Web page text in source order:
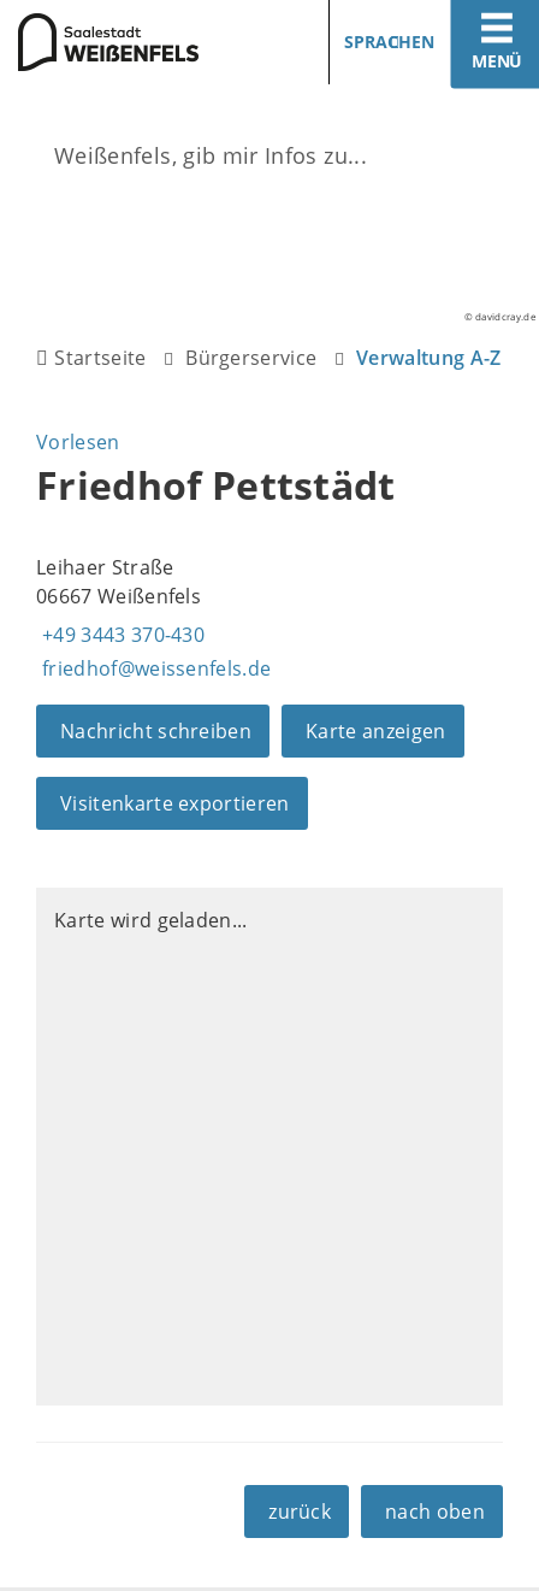
MENÜ
SPRACHEN
© davidcray.de
Startseite Bürgerservice Verwaltung A-Z
Vorlesen
Friedhof Pettstädt
Leihaer Straße
06667 Weißenfels
+49 3443 370-430
friedhof@weissenfels.de
Nachricht schreiben Karte anzeigen
Visitenkarte exportieren
Karte wird geladen...
zurück nach oben